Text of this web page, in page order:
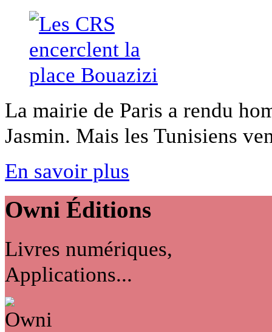
La mairie de Paris a rendu
Jasmin. Mais les Tunisiens
En savoir plus
Owni Éditions
Livres numériques,
Applications...